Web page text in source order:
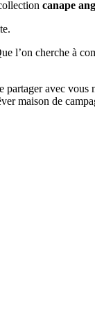
canape
l’on cherche à
avec
maison de